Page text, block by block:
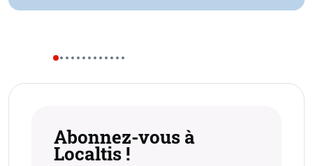
Abonnez-vous à
Localtis !